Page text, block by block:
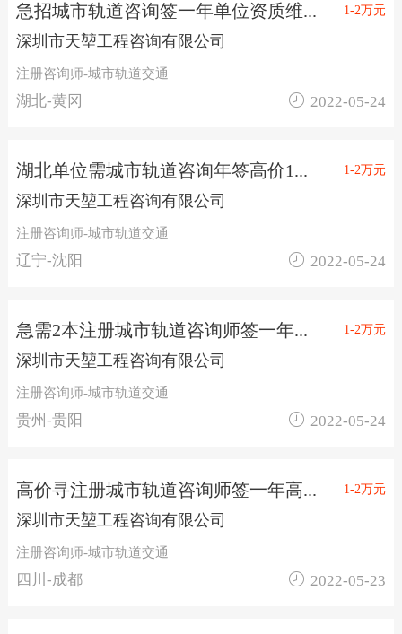
急招城市轨道咨询签一年单位资质维... 1-2万元
深圳市天堃工程咨询有限公司
注册咨询师-城市轨道交通
湖北-黄冈  2022-05-24
湖北单位需城市轨道咨询年签高价1... 1-2万元
深圳市天堃工程咨询有限公司
注册咨询师-城市轨道交通
辽宁-沈阳  2022-05-24
急需2本注册城市轨道咨询师签一年... 1-2万元
深圳市天堃工程咨询有限公司
注册咨询师-城市轨道交通
贵州-贵阳  2022-05-24
高价寻注册城市轨道咨询师签一年高... 1-2万元
深圳市天堃工程咨询有限公司
注册咨询师-城市轨道交通
四川-成都  2022-05-23